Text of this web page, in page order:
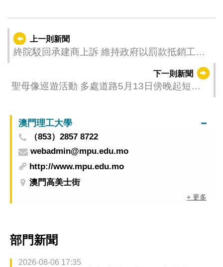
上一則新聞
終院駁回承建商上訴 維持政府以罰款抵銷工程
下一則新聞
聖母像巡遊活動 多處道路5月13日傍晚起短暫
澳門理工大學
（853）2857 8722
webadmin@mpu.edu.mo
http://www.mpu.edu.mo
澳門高美士街
+ 更多
部門新聞
2026-08-06 17:35